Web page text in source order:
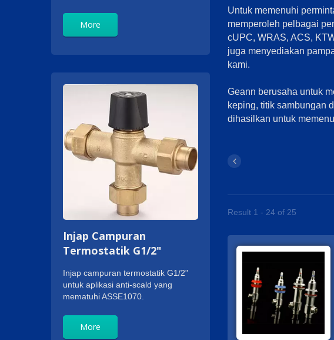
More
Injap Campuran
Termostatik G1/2"
Injap campuran termostatik G1/2"
untuk aplikasi anti-scald yang
mematuhi ASSE1070.
More
Untuk memenuhi
memperoleh pelbagai
cUPC, WRAS, ACS,
juga menyediakan
kami.
Geann berusaha untuk
keping, titik sambungan
dihasilkan untuk
Result 1 - 24 of 25